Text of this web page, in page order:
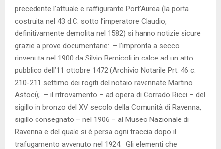
precedente l’attuale e raffigurante Port’Aurea (la porta
costruita nel 43 d.C. sotto l’imperatore Claudio,
definitivamente demolita nel 1582) si hanno notizie sicure
grazie a prove documentarie: – l’impronta a secco
rinvenuta nel 1900 da Silvio Bernicoli in calce ad un atto
pubblico dell’11 ottobre 1472 (Archivio Notarile Prt. 46 c.
210-211 settimo dei rogiti del notaio ravennate Martino
Astoci); – il ritrovamento – ad opera di Corrado Ricci – del
sigillo in bronzo del XV secolo della Comunità di Ravenna,
sigillo consegnato – nel 1906 – al Museo Nazionale di
Ravenna e del quale si è persa ogni traccia dopo il
trafugamento avvenuto nel 1924. Gli elementi che